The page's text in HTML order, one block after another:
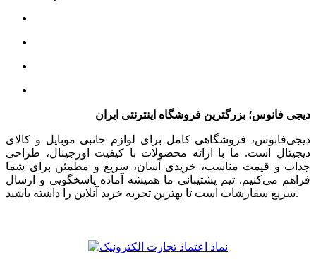
دیجی فانوس؛ بزرگترین فروشگاه اینترنتی ایران
دیجی‌فانوس، فروشگاهی کامل برای لوازم جانبی موبایل و کالای
دیجیتال است. ما با ارائه محصولات با کیفیت اورجینال، طراحی
جذاب و قیمت مناسب، خریدی آسان، سریع و مطمئن برای شما
فراهم می‌کنیم. تیم پشتیبانی ما همیشه آماده پاسخگویی و ارسال
سریع سفارشات است تا بهترین تجربه خرید آنلاین را داشته باشید.